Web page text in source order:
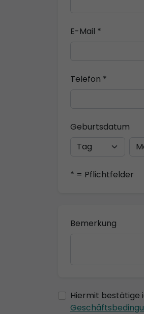
E-Mail *
Telefon *
Geburtsdatum
* = Pflichtfelder
Bemerkung
Hiermit bestätige